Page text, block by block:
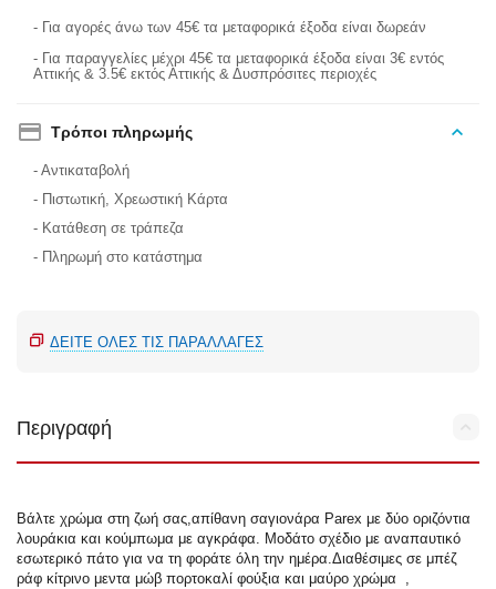
- Για αγορές άνω των 45€ τα μεταφορικά έξοδα είναι δωρεάν
- Για παραγγελίες μέχρι 45€ τα μεταφορικά έξοδα είναι 3€ εντός
Αττικής & 3.5€ εκτός Αττικής & Δυσπρόσιτες περιοχές
Τρόποι πληρωμής
- Αντικαταβολή
- Πιστωτική, Χρεωστική Κάρτα
- Κατάθεση σε τράπεζα
- Πληρωμή στο κατάστημα
ΔΕΊΤΕ ΌΛΕΣ ΤΙΣ ΠΑΡΑΛΛΑΓΈΣ
Περιγραφή
Βάλτε χρώμα στη ζωή σας,απίθανη σαγιονάρα Parex με δύο οριζόντια
λουράκια και κούμπωμα με αγκράφα. Μοδάτο σχέδιο με αναπαυτικό
εσωτερικό πάτο για να τη φοράτε όλη την ημέρα.Διαθέσιμες σε μπέζ
ράφ κίτρινο μεντα μώβ πορτοκαλί φούξια και μαύρο χρώμα ,